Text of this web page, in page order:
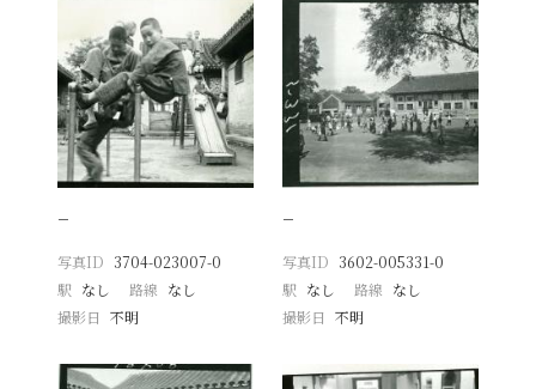
−
写真ID 3704-023007-0
駅 なし 路線 なし
撮影日
不明
−
写真ID 3602-005331-0
駅 なし 路線 なし
撮影日 不明